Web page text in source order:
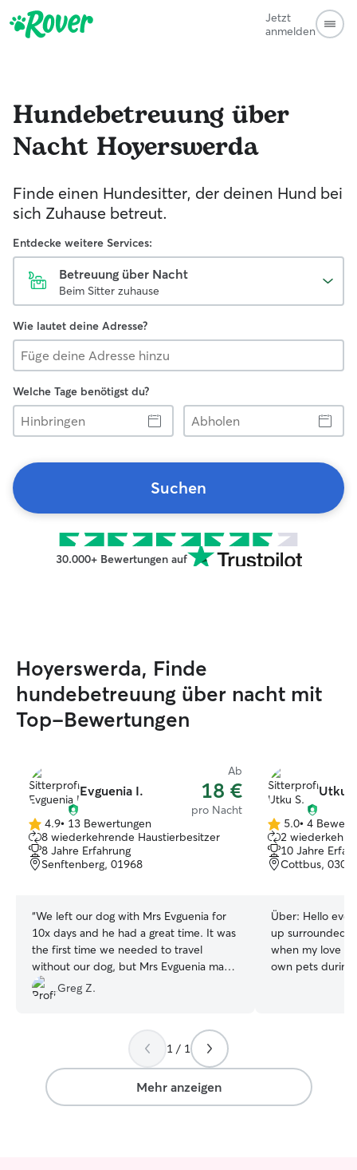
Jetzt
anmelden
Hundebetreuung über
Nacht Hoyerswerda
Finde einen Hundesitter, der deinen Hund bei
sich Zuhause betreut.
Entdecke weitere Services:
Betreuung über Nacht
Beim Sitter zuhause
Wie lautet deine Adresse?
Welche Tage benötigst du?
Hinbringen
Abholen
Suchen
30.000+ Bewertungen auf
Hoyerswerda, Finde
hundebetreuung über nacht mit
Top-Bewertungen
Evguenia I.
Ab
18 €
pro Nacht
4.9
von
5
Sternen
4.9• 13 Bewertungen
8 wiederkehrende Haustierbesitzer
8 Jahre Erfahrung
Senftenberg, 01968
“We left our dog with Mrs Evguenia for
10x days and he had a great time. It was
the first time we needed to travel
without our dog, but Mrs Evguenia made
the whole process easy for us and
without any stress. We fully recommend
Greg Z.
Utku
5.0
von
5
Sternen
5.0• 4
2
10 Jahre
Cottbus,
Über: Hello
up surrounded
when my love
own pets during
companion, and
master’s
to keep doing
1 / 1
Mehr anzeigen